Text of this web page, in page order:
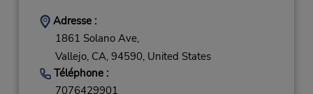
Adresse :
1861 Solano Ave,
Vallejo, CA, 94590, United States
Téléphone :
7076429901